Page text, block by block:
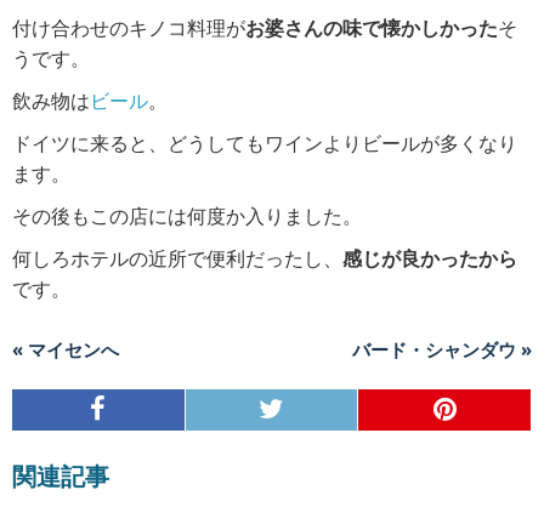
付け合わせのキノコ料理がお婆さんの味で懐かしかったそ
うです。
飲み物はビール。
ドイツに来ると、どうしてもワインよりビールが多くなり
ます。
その後もこの店には何度か入りました。
何しろホテルの近所で便利だったし、 感じが良かったから
です。
« マイセンへ バード・シャンダウ »
関連記事